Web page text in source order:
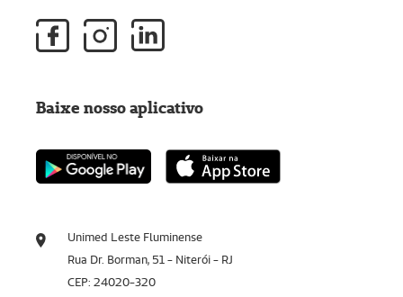
Unimed Leste Fluminense
Rua Dr. Borman, 51 - Niterói - RJ
CEP: 24020-320
Baixe nosso aplicativo